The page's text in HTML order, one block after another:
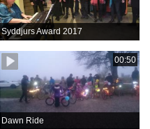
Syddjurs Award 2017
00:50
Dawn Ride